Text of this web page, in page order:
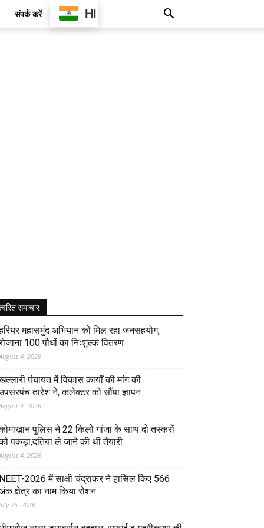
संपर्क करें HI
समाचार
महासमुंद अभियान को मिल रहा जनसहयोग,
100 पौधों का निःशुल्क वितरण
4, 2026
पंचायत में विकास कार्यों की मांग की
तारेश ने, कलेक्टर को सौंपा ज्ञापन
4, 2026
पुलिस ने 22 किलो गांजा के साथ दो तस्करों
पकड़ा,दतिया ले जाने की थी तैयारी
4, 2026
NEET-2026 में साक्षी चंद्राकर ने हासिल किए 566
क्षेत्र का नाम किया रोशन
25, 2026